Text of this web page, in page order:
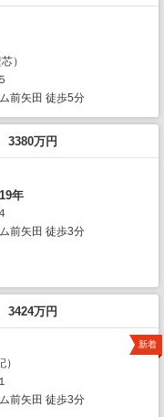
）
前矢田 徒歩5分
3380万円
年
前矢田 徒歩3分
3424万円
前矢田 徒歩3分
新着